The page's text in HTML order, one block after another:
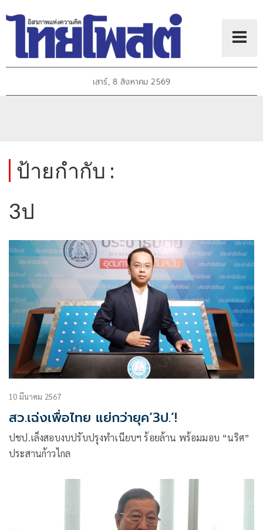
เสาร์, 8 สิงหาคม 2569
ป้ายกำกับ :
3ป
10 มีนาคม 2567
สว.เฉ่งเพื่อไทย แย่กว่ายุค‘3ป.’!
ปชป.เล็งสอบงบปรับปรุงทำเนียบฯ ร้อยล้าน พร้อมมอบ “นริศ”
ประสานก้าวไกล